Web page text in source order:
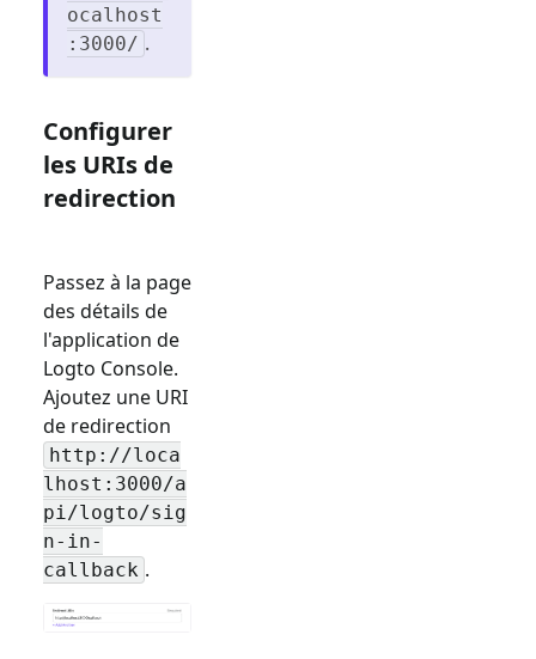
ocalhost
:3000/ .
Configurer
les URIs de
redirection
Passez à la page
des détails de
l'application de
Logto Console.
Ajoutez une URI
de redirection
http://loca
lhost:3000/a
pi/logto/sig
n-in-
callback .